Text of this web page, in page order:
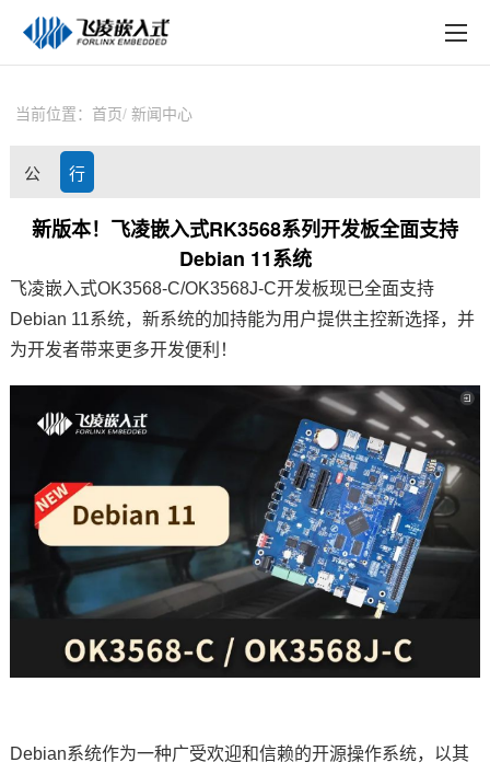
技术与支持
在线文档
方案定制
关于飞凌
天猫商城
淘宝商城
新闻中心
技术论坛
在线购买
当前位置： 首页 新闻中心
公
司
态
行
业
讯
新版本！飞凌嵌入式RK3568系列开发板全面支持
Debian 11系统
飞凌嵌入式OK3568-C/OK3568J-C开发板现已全面支持
Debian 11系统，新系统的加持能为用户提供主控新选择，并
为开发者带来更多开发便利！
Debian系统作为一种广受欢迎和信赖的开源操作系统，以其